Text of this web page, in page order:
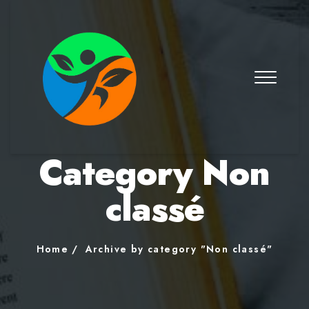
Category Non
classé
Home Archive by category "Non classé"